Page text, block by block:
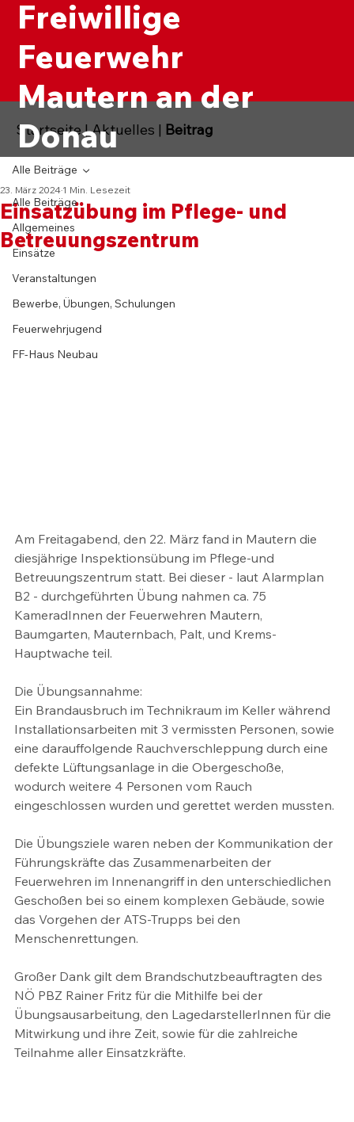
Freiwillige
Feuerwehr
Mautern an der
Donau
Alle Beiträge
Allgemeines
Einsätze
Veranstaltungen
Bewerbe, Übungen, Schulungen
Feuerwehrjugend
FF-Haus Neubau
Alle Beiträge
Einsatzübung im Pflege- und
Betreuungszentrum
23. März 2024 1 Min. Lesezeit
Am Freitagabend, den 22. März fand in Mautern die
diesjährige Inspektionsübung im Pflege-und
Betreuungszentrum statt. Bei dieser - laut Alarmplan
B2 - durchgeführten Übung nahmen ca. 75
KameradInnen der Feuerwehren Mautern,
Baumgarten, Mauternbach, Palt, und Krems-
Hauptwache teil.
Die Übungsannahme:
Ein Brandausbruch im Technikraum im Keller während
Installationsarbeiten mit 3 vermissten Personen, sowie
eine darauffolgende Rauchverschleppung durch eine
defekte Lüftungsanlage in die Obergeschoße,
wodurch weitere 4 Personen vom Rauch
eingeschlossen wurden und gerettet werden mussten.
Die Übungsziele waren neben der Kommunikation der
Führungskräfte das Zusammenarbeiten der
Feuerwehren im Innenangriff in den unterschiedlichen
Geschoßen bei so einem komplexen Gebäude, sowie
das Vorgehen der ATS-Trupps bei den
Menschenrettungen.
Großer Dank gilt dem Brandschutzbeauftragten des
NÖ PBZ Rainer Fritz für die Mithilfe bei der
Übungsausarbeitung, den LagedarstellerInnen für die
Mitwirkung und ihre Zeit, sowie für die zahlreiche
Teilnahme aller Einsatzkräfte.
Startseite|Aktuelles | Beitrag